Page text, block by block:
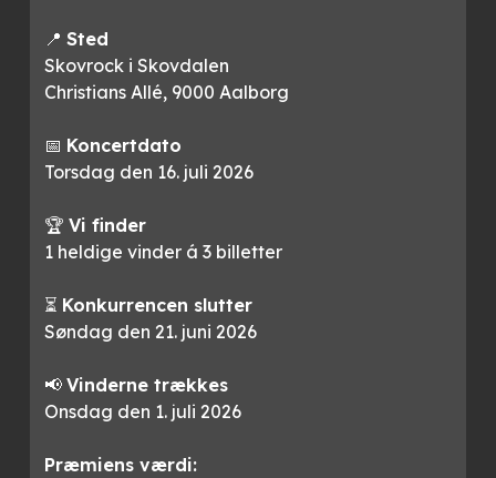
📍Sted
Skovrock i Skovdalen
Christians Allé, 9000 Aalborg
📅 Koncertdato
Torsdag den 16. juli 2026
🏆Vi finder
1 heldige vinder á 3 billetter
⏳ Konkurrencen slutter
Søndag den 21. juni 2026
📢Vinderne trækkes
Onsdag den 1. juli 2026
Præmiens værdi: